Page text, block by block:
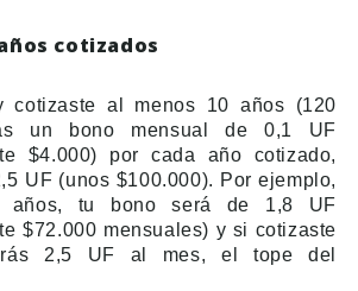
cotizados
cotizaste al menos 10 años (120
un bono mensual de 0,1 UF
$4.000) por cada año cotizado,
UF (unos $100.000). Por ejemplo,
años, tu bono será de 1,8 UF
$72.000 mensuales) y si cotizaste
2,5 UF al mes, el tope del